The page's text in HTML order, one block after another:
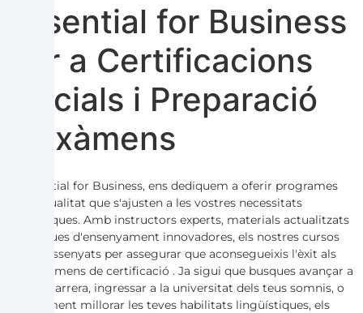
Essential for Business
per a Certificacions
Oficials i Preparació
d'Exàmens
A Essential for Business, ens dediquem a oferir programes
d'alta qualitat que s'ajusten a les vostres necessitats
específiques. Amb instructors experts, materials actualitzats
i tècniques d'ensenyament innovadores, els nostres cursos
estan dissenyats per assegurar que aconsegueixis l'èxit als
teus exàmens de certificació . Ja sigui que busques avançar a
la teva carrera, ingressar a la universitat dels teus somnis, o
simplement millorar les teves habilitats lingüístiques, els